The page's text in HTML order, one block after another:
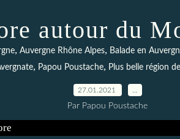
autour du
, Auvergne Rhône Alpes, Balade en
, Papou Poustache, Plus belle région
27.01.2021
Par Papou Poustache